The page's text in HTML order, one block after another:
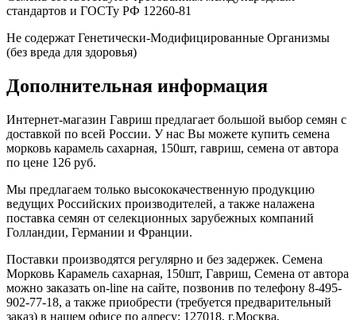
стандартов и ГОСТу РФ 12260-81
Не содержат Генетически-Модифицированные Организмы
(без вреда для здоровья)
Дополнительная информация
Интернет-магазин Гавриш предлагает большой выбор семян с
доставкой по всей России. У нас Вы можете купить семена
морковь карамель сахарная, 150шт, гавриш, семена от автора
по цене 126 руб.
Мы предлагаем только высококачественную продукцию
ведущих Российских производителей, а также налажена
поставка семян от селекционных зарубежных компаний
Голландии, Германии и Франции.
Поставки производятся регулярно и без задержек. Семена
Морковь Карамель сахарная, 150шт, Гавриш, Семена от автора
можно заказать on-line на сайте, позвонив по телефону 8-495-
902-77-18, а также приобрести (требуется предварительный
заказ) в нашем офисе по адресу: 127018, г.Москва,